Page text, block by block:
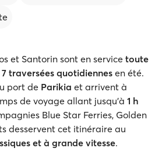
et Santorin sont en service toute
7 traversées quotidiennes en été.
port de Parikia et arrivent à
de voyage allant jusqu'à 1 h
Blue Star Ferries, Golden
desservent cet itinéraire au
et à grande vitesse.